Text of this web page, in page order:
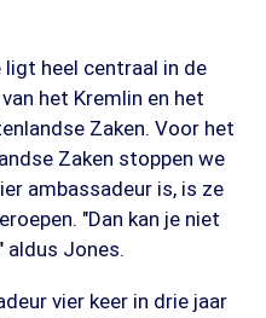
ligt heel centraal in de
het Kremlin en het
Zaken. Voor het
Zaken stoppen we
ambassadeur is, is ze
"Dan kan je niet
aldus Jones.
vier keer in drie jaar